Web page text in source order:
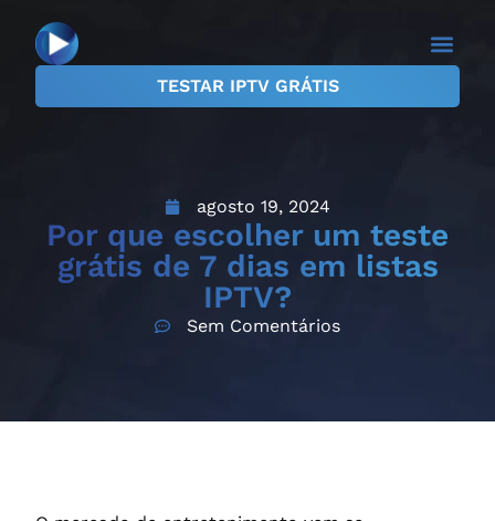
TESTAR IPTV GRÁTIS
agosto 19, 2024
Por que escolher um teste
grátis de 7 dias em listas
IPTV?
Sem Comentários